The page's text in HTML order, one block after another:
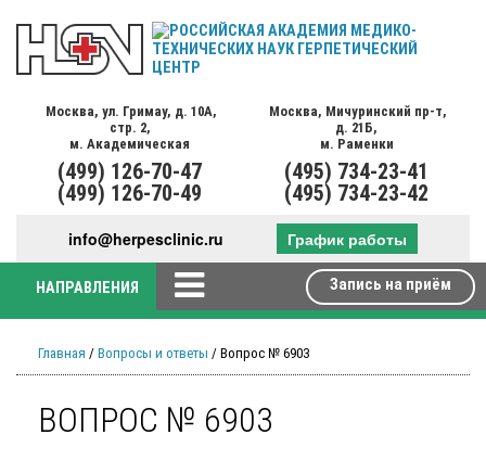
Москва, ул. Гримау, д. 10А,
стр. 2,
м. Академическая
(499) 126-70-47
(499) 126-70-49
Москва, Мичуринский пр-т,
д. 21Б,
м. Раменки
(495) 734-23-41
(495) 734-23-42
info@herpesclinic.ru График работы
НАПРАВЛЕНИЯ Запись на приём
Главная / Вопросы и ответы / Вопрос № 6903
ВОПРОС № 6903